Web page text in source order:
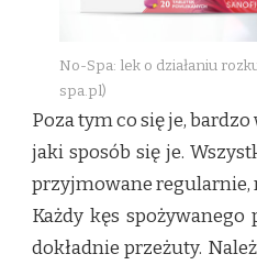
No-Spa: lek o działaniu
spa.pl)
Poza tym co się je,
jaki sposób się je.
przyjmowane regularnie,
Każdy kęs
dokładnie przeżuty.